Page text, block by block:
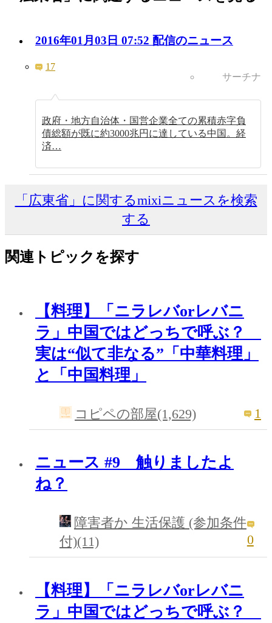
2016年01月03日 07:52 配信のニュース
17
サーチナ
政府・地方自治体・国営企業全ての累積赤字負
債総額が既に約3000兆円に達している中国。経
済…
「広東省」に関するmixiニュースを検索
する
関連トピックを探す
【料理】「ニラレバorレバニ
ラ」中国ではどっちで呼ぶ？
実は“似て非なる”「中華料理」
と「中国料理」
コピペの部屋(1,629) 1
ニュース #9 触りましたよ
ね？
障害者か 生活保護 (参加条件
付)(11)
0
【料理】「ニラレバorレバニ
ラ」中国ではどっちで呼ぶ？